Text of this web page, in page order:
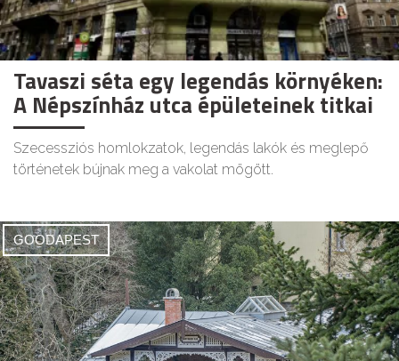
Tavaszi séta egy legendás környéken:
A Népszínház utca épületeinek titkai
Szecessziós homlokzatok, legendás lakók és meglepő
történetek bújnak meg a vakolat mögött.
GOODAPEST